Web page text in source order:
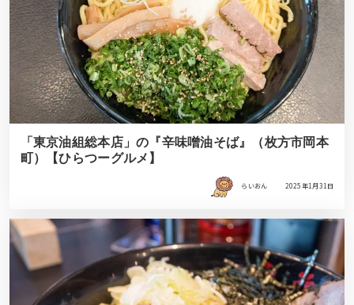
「東京油組総本店」の『辛味噌油そば』（枚方市岡本
町）【ひらつーグルメ】
らいおん 2025年1月31日